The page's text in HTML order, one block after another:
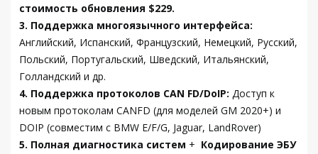
стоимость обновления $229.
3. Поддержка многоязычного интерфейса:
Английский, Испанский, Французский, Немецкий, Русский,
Польский, Португальский, Шведский, Итальянский,
Голландский и др.
4. Поддержка протоколов CAN FD/DoIP: Доступ к
новым протоколам CANFD (для моделей GM 2020+) и
DOIP (совместим с BMW E/F/G, Jaguar, LandRover)
5. Полная диагностика систем + Кодирование ЭБУ